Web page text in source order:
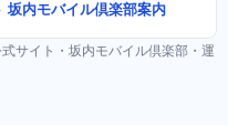
坂内モバイル倶楽部案内
サイト・坂内モバイル倶楽部・運